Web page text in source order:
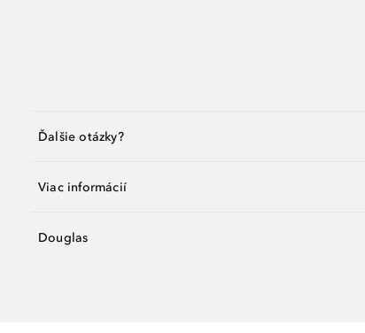
Ďalšie otázky?
Viac informácií
Douglas